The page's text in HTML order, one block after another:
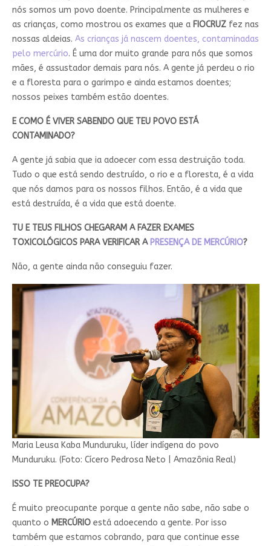
nós somos um povo doente. Principalmente as mulheres e
as crianças, como mostrou os exames que a FIOCRUZfez nas
nossas aldeias. As crianças já nascem doentes, contaminadas
pelo mercúrio. É uma dor muito grande para nós que somos
mães, é assustador demais para nós. A gente já perdeu o rio
e a floresta para o garimpo e ainda estamos doentes;
nossos peixes também estão doentes.
E COMO É VIVER SABENDO QUE TEU POVO ESTÁ
CONTAMINADO?
A gente já sabia que ia adoecer com essa destruição toda.
Tudo o que está sendo destruído, o rio e a floresta, é a vida
que nós damos para os nossos filhos. Então, é a vida que
está destruída, é a vida que está doente.
TU E TEUS FILHOS CHEGARAM A FAZER EXAMES
TOXICOLÓGICOS PARA VERIFICAR A PRESENÇA DE MERCÚRIO?
Não, a gente ainda não conseguiu fazer.
Maria Leusa Kaba Munduruku, líder indígena do povo
Munduruku. (Foto: Cícero Pedrosa Neto | Amazônia Real)
ISSO TE PREOCUPA?
É muito preocupante porque a gente não sabe, não sabe o
quanto o MERCÚRIOestá adoecendo a gente. Por isso
também que estamos cobrando, para que continue esse